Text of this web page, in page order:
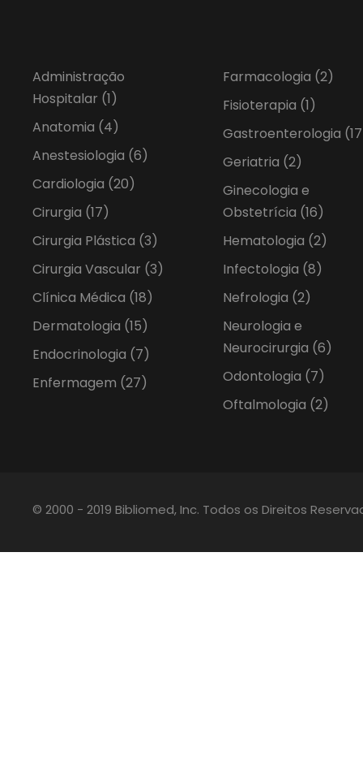
Administração
Hospitalar (1)
Anatomia (4)
Anestesiologia (6)
Cardiologia (20)
Cirurgia (17)
Cirurgia Plástica (3)
Cirurgia Vascular (3)
Clínica Médica (18)
Dermatologia (15)
Endocrinologia (7)
Enfermagem (27)
Farmacologia (2)
Fisioterapia (1)
Gastroenterologia
Geriatria (2)
Ginecologia e
Obstetrícia (16)
Hematologia (2)
Infectologia (8)
Nefrologia (2)
Neurologia e
Neurocirurgia (6)
Odontologia (7)
Oftalmologia (2)
© 2000 - 2019 Bibliomed, Inc. Todos os Direitos